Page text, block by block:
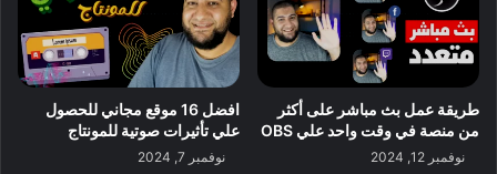
طريقة عمل بث مباشر على أكثر
من منصة في وقت واحد علي OBS
نوفمبر 12, 2024
افضل 16 موقع مجاني للحصول
علي تأثيرات صوتية للمونتاج
نوفمبر 7, 2024